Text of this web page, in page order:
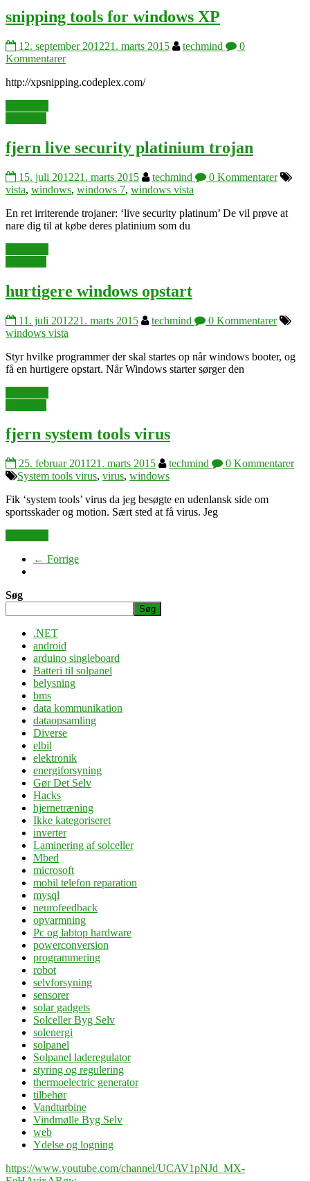
snipping tools for windows XP
12. september 201221. marts 2015 techmind
0
Kommentarer
http://xpsnipping.codeplex.com/
fjern live security platinium trojan
15. juli 201221. marts 2015 techmind
0 Kommentarer
vista, windows, windows 7, windows vista
En ret irriterende trojaner: ‘live security platinum’ De vil prøve at
nare dig til at købe deres platinium som du
hurtigere windows opstart
11. juli 201221. marts 2015 techmind
0 Kommentarer
windows vista
Styr hvilke programmer der skal startes op når windows booter, og
få en hurtigere opstart. Når Windows starter sørger den
fjern system tools virus
25. februar 2011 21. marts 2015 techmind
0 Kommentarer
System tools virus, virus, windows
Fik ‘system tools’ virus da jeg besøgte en udenlansk side om
sportsskader og motion. Sært sted at få virus. Jeg
← Forrige
Søg
Søg
.NET
android
arduino singleboard
Batteri til solpanel
belysning
bms
data kommunikation
dataopsamling
Diverse
elbil
elektronik
energiforsyning
Gør Det Selv
Hacks
hjernetræning
Ikke kategoriseret
inverter
Laminering af solceller
Mbed
microsoft
mobil telefon reparation
mysql
neurofeedback
opvarmning
Pc og labtop hardware
powerconversion
programmering
robot
selvforsyning
sensorer
solar gadgets
Solceller Byg Selv
solenergi
solpanel
Solpanel laderegulator
styring og regulering
thermoelectric generator
tilbehør
Vandturbine
Vindmølle Byg Selv
web
Ydelse og logning
https://www.youtube.com/channel/UCAV1pNJd_MX-